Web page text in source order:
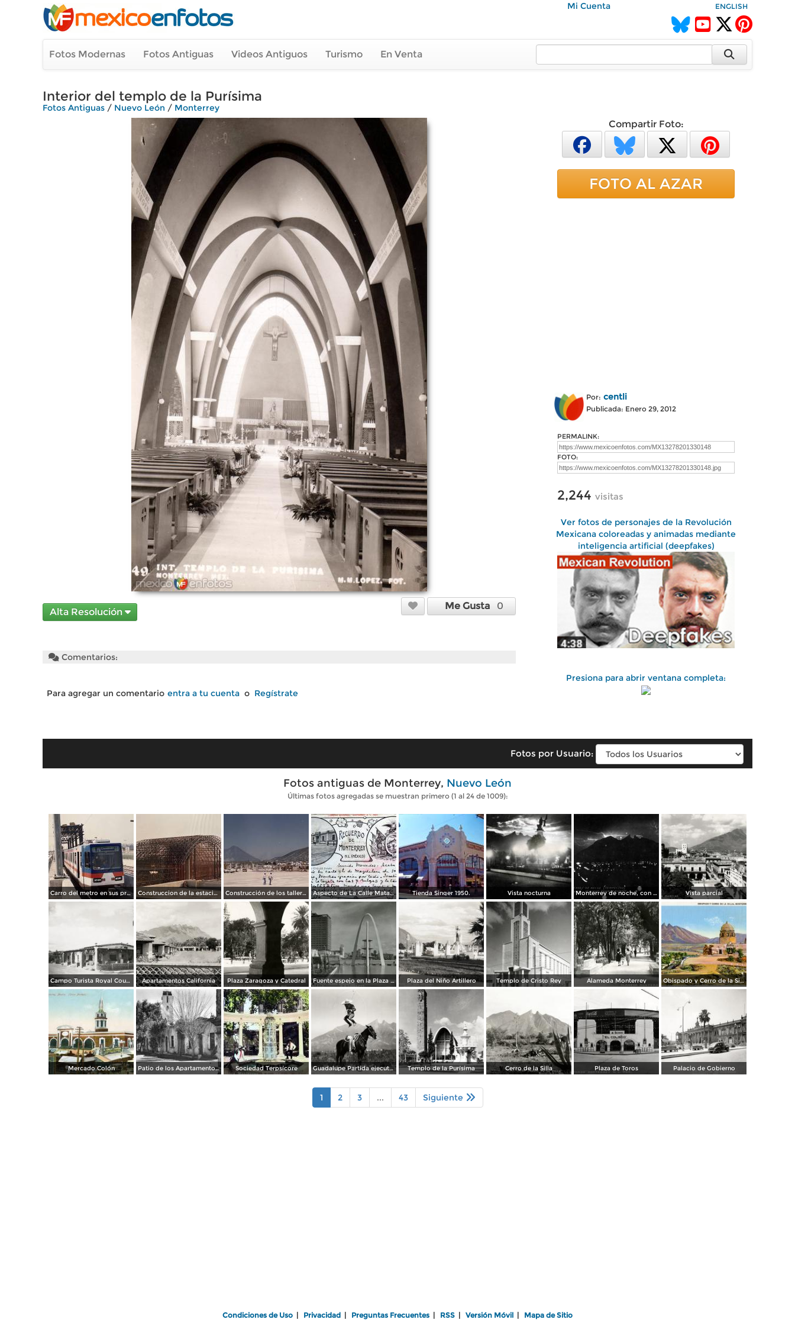
Mi Cuenta ENGLISH
Fotos Modernas Fotos Antiguas Videos Antiguos Turismo En Venta
Interior del templo de la Purísima
Fotos Antiguas / Nuevo León / Monterrey
Alta Resolución
Me Gusta 0
Comentarios:
Para agregar un comentario entra a tu cuenta o Regístrate
Compartir Foto:
FOTO AL AZAR
Por: centli
Publicada: Enero 29, 2012
PERMALINK:
FOTO:
2,244 visitas
Ver fotos de personajes de la Revolución
Mexicana coloreadas y animadas mediante
inteligencia artificial (deepfakes)
Presiona para abrir ventana completa:
Fotos por Usuario:
Fotos antiguas de Monterrey, Nuevo León
Últimas fotos agregadas se muestran primero (1 al 24 de 1009):
Carro del metro en sus primeras pruebas durante 1990 Construccion de la estacion cuauhtemoc Construcción de los talleres del metro Aspecto de La Calle Matamoros ( Circulada el 8 de Abril de 1912 ). Tienda Singer 1950. Vista nocturna Monterrey de noche, con tempestad Vista parcial
Campo Turista Royal Courts Apartamentos California Plaza Zaragoza y Catedral Fuente espejo en la Plaza Zaragoza Plaza del Niño Artillero Templo de Cristo Rey Alameda Monterrey Obispado y Cerro de la Silla
Mercado Colón Patio de los Apartamentos Regina Sociedad Terpsícore Guadalupe Partida ejecutando una charrería con lazo Templo de la Purísima Cerro de la Silla Plaza de Toros Palacio de Gobierno
1 2 3 ... 43 Siguiente
Condiciones de Uso Privacidad Preguntas Frecuentes RSS Versión Móvil Mapa de Sitio